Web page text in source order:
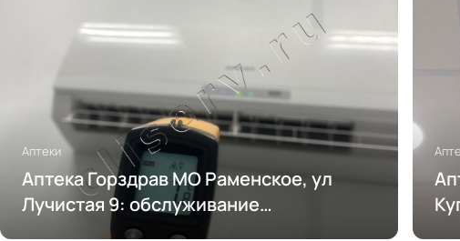
Аптеки
Аптека Горздрав МО Раменское, ул
Лучистая 9: обслуживание
кондиционирования